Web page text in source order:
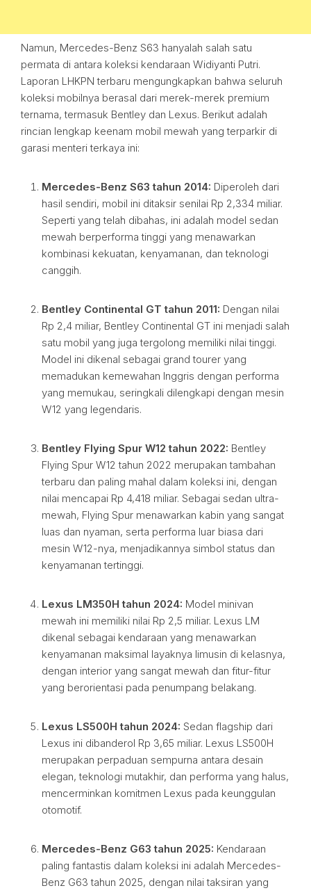
Namun, Mercedes-Benz S63 hanyalah salah satu
permata di antara koleksi kendaraan Widiyanti Putri.
Laporan LHKPN terbaru mengungkapkan bahwa seluruh
koleksi mobilnya berasal dari merek-merek premium
ternama, termasuk Bentley dan Lexus. Berikut adalah
rincian lengkap keenam mobil mewah yang terparkir di
garasi menteri terkaya ini:
Mercedes-Benz S63 tahun 2014: Diperoleh dari
hasil sendiri, mobil ini ditaksir senilai Rp 2,334 miliar.
Seperti yang telah dibahas, ini adalah model sedan
mewah berperforma tinggi yang menawarkan
kombinasi kekuatan, kenyamanan, dan teknologi
canggih.
Bentley Continental GT tahun 2011: Dengan nilai
Rp 2,4 miliar, Bentley Continental GT ini menjadi salah
satu mobil yang juga tergolong memiliki nilai tinggi.
Model ini dikenal sebagai grand tourer yang
memadukan kemewahan Inggris dengan performa
yang memukau, seringkali dilengkapi dengan mesin
W12 yang legendaris.
Bentley Flying Spur W12 tahun 2022: Bentley
Flying Spur W12 tahun 2022 merupakan tambahan
terbaru dan paling mahal dalam koleksi ini, dengan
nilai mencapai Rp 4,418 miliar. Sebagai sedan ultra-
mewah, Flying Spur menawarkan kabin yang sangat
luas dan nyaman, serta performa luar biasa dari
mesin W12-nya, menjadikannya simbol status dan
kenyamanan tertinggi.
Lexus LM350H tahun 2024: Model minivan
mewah ini memiliki nilai Rp 2,5 miliar. Lexus LM
dikenal sebagai kendaraan yang menawarkan
kenyamanan maksimal layaknya limusin di kelasnya,
dengan interior yang sangat mewah dan fitur-fitur
yang berorientasi pada penumpang belakang.
Lexus LS500H tahun 2024: Sedan flagship dari
Lexus ini dibanderol Rp 3,65 miliar. Lexus LS500H
merupakan perpaduan sempurna antara desain
elegan, teknologi mutakhir, dan performa yang halus,
mencerminkan komitmen Lexus pada keunggulan
otomotif.
Mercedes-Benz G63 tahun 2025: Kendaraan
paling fantastis dalam koleksi ini adalah Mercedes-
Benz G63 tahun 2025, dengan nilai taksiran yang